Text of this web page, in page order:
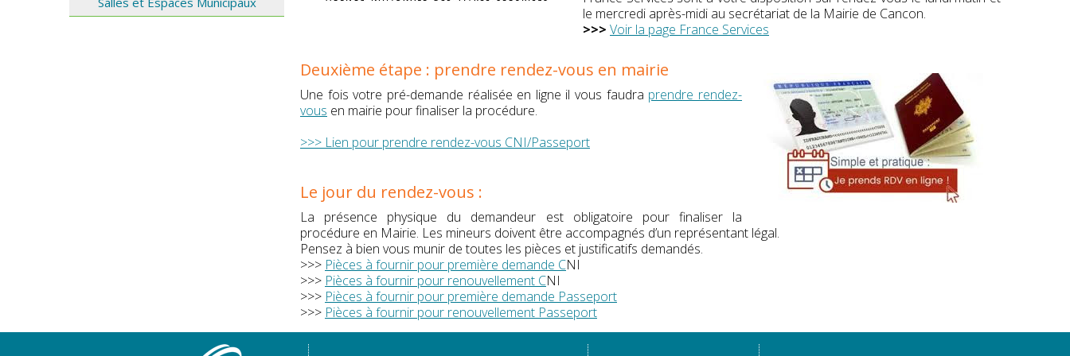
le mercredi après-midi au secrétariat de la Mairie de Cancon.
>>> Voir la page France Services
Deuxième étape : prendre rendez-vous en mairie
Une fois votre pré-demande réalisée en ligne il vous faudra prendre rendez-
vous en mairie pour finaliser la procédure.
>>> Lien pour prendre rendez-vous CNI/Passeport
Le jour du rendez-vous :
La présence physique du demandeur est obligatoire pour finaliser la
procédure en Mairie. Les mineurs doivent être accompagnés d’un représentant légal.
Pensez à bien vous munir de toutes les pièces et justificatifs demandés.
>>> Pièces à fournir pour première demande CNI
>>> Pièces à fournir pour renouvellement CNI
>>> Pièces à fournir pour première demande Passeport
>>> Pièces à fournir pour renouvellement Passeport